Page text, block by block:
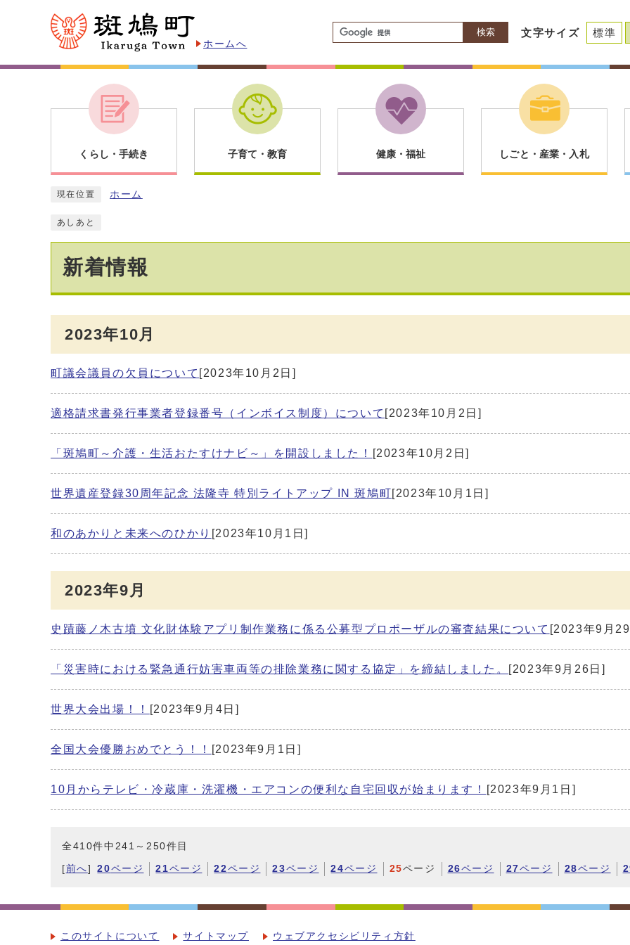
ホームへ
検索 文字サイズ 標準
くらし・手続き 子育て・教育 健康・福祉 しごと・産業・入札
現在位置 ホーム
あしあと
新着情報
2023年10月
町議会議員の欠員について [2023年10月2日]
適格請求書発行事業者登録番号（インボイス制度）について [2023年10月2日]
「斑鳩町～介護・生活おたすけナビ～」を開設しました！ [2023年10月2日]
世界遺産登録30周年記念 法隆寺 特別ライトアップ IN 斑鳩町[2023年10月1日]
和のあかりと未来へのひかり [2023年10月1日]
2023年9月
史蹟藤ノ木古墳 文化財体験アプリ制作業務に係る公募型プロポーザルの審査結果について [2023年9月
「災害時における緊急通行妨害車両等の排除業務に関する協定」を締結しました。 [2023年9月26日]
世界大会出場！！ [2023年9月4日]
全国大会優勝おめでとう！！ [2023年9月1日]
10月からテレビ・冷蔵庫・洗濯機・エアコンの便利な自宅回収が始まります！ [2023年9月1日]
全410件中241～250件目
[前へ] 20ページ 21ページ 22ページ 23ページ 24ページ 25ページ 26ページ 27ページ 28ページ
このサイトについて サイトマップ ウェブアクセシビリティ方針